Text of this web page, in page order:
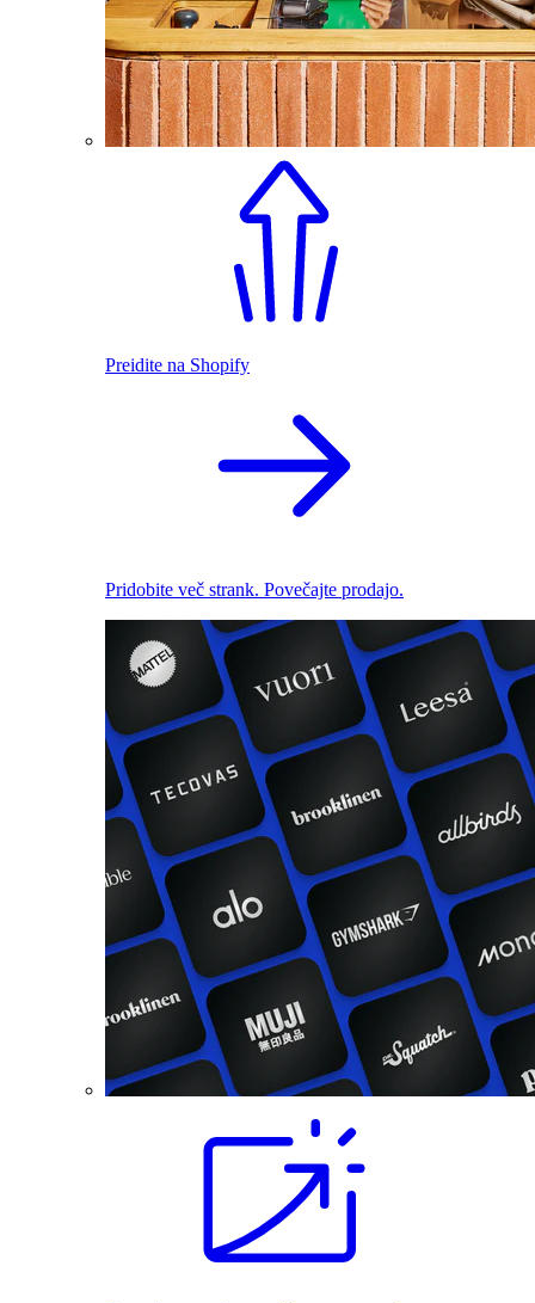
Preidite na Shopify
Pridobite več strank. Povečajte prodajo.